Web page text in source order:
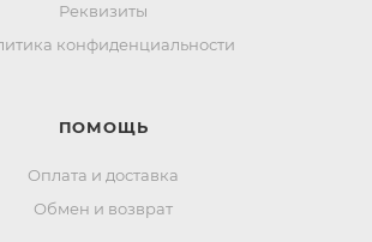
Реквизиты
конфиденциальности
ПОМОЩЬ
Оплата и доставка
Обмен и возврат